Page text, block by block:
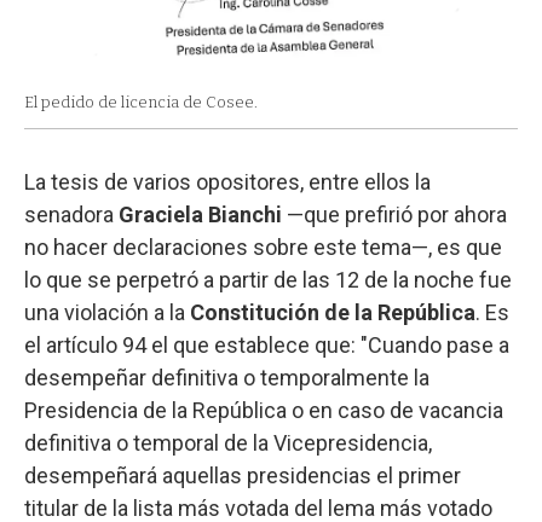
El pedido de licencia de Cosee.
La tesis de varios opositores, entre ellos la
senadora Graciela Bianchi —que prefirió por ahora
no hacer declaraciones sobre este tema—, es que
lo que se perpetró a partir de las 12 de la noche fue
una violación a la Constitución de la República. Es
el artículo 94 el que establece que: "Cuando pase a
desempeñar definitiva o temporalmente la
Presidencia de la República o en caso de vacancia
definitiva o temporal de la Vicepresidencia,
desempeñará aquellas presidencias el primer
titular de la lista más votada del lema más votado